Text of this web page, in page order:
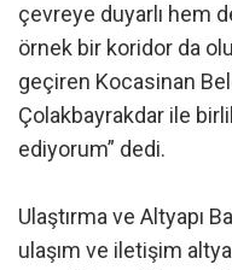
çevreye duyarlı hem
örnek bir koridor da
geçiren Kocasinan
Çolakbayrakdar ile
ediyorum” dedi.
Ulaştırma ve Altyapı
ulaşım ve iletişim